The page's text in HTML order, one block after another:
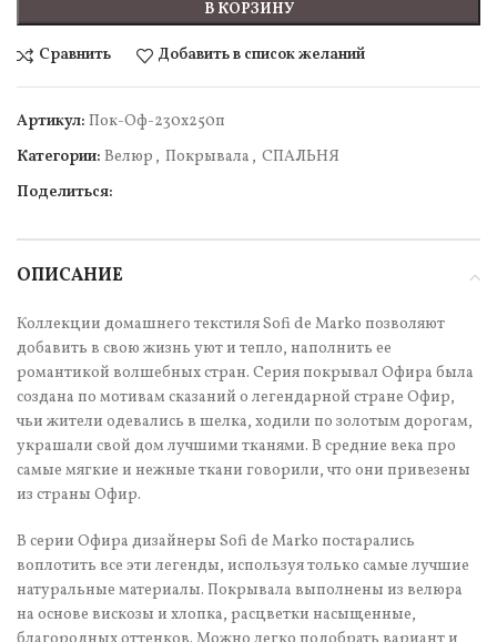
В КОРЗИНУ
Сравнить Добавить в список желаний
Артикул: Пок-Оф-230х250п
Категории: Велюр , Покрывала , СПАЛЬНЯ
Поделиться:
ОПИСАНИЕ
Коллекции домашнего текстиля Sofi de Marko позволяют
добавить в свою жизнь уют и тепло, наполнить ее
романтикой волшебных стран. Серия покрывал Офира была
создана по мотивам сказаний о легендарной стране Офир,
чьи жители одевались в шелка, ходили по золотым дорогам,
украшали свой дом лучшими тканями. В средние века про
самые мягкие и нежные ткани говорили, что они привезены
из страны Офир.
В серии Офира дизайнеры Sofi de Marko постарались
воплотить все эти легенды, используя только самые лучшие
натуральные материалы. Покрывала выполнены из велюра
на основе вискозы и хлопка, расцветки насыщенные,